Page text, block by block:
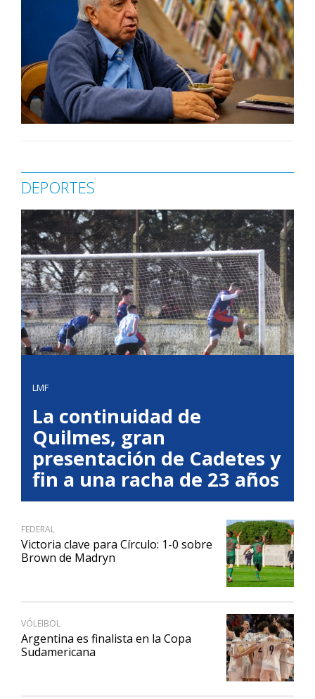
DEPORTES
LMF
La continuidad de
Quilmes, gran
presentación de Cadetes y
fin a una racha de 23 años
FEDERAL
Victoria clave para Círculo: 1-0 sobre
Brown de Madryn
VÓLEIBOL
Argentina es finalista en la Copa
Sudamericana